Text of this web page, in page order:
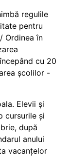
regulile
pentru
Ordinea în
cu 20
școlilor -
Elevii și
cursurile și
după
anului
vacanțelor